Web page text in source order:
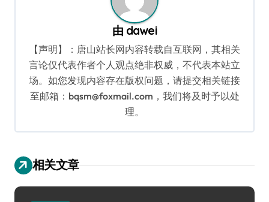
由 dawei
【声明】：唐山站长网内容转载自互联网，其相关
言论仅代表作者个人观点绝非权威，不代表本站立
场。如您发现内容存在版权问题，请提交相关链接
至邮箱：bqsm@foxmail.com，我们将及时予以处
理。
相关文章